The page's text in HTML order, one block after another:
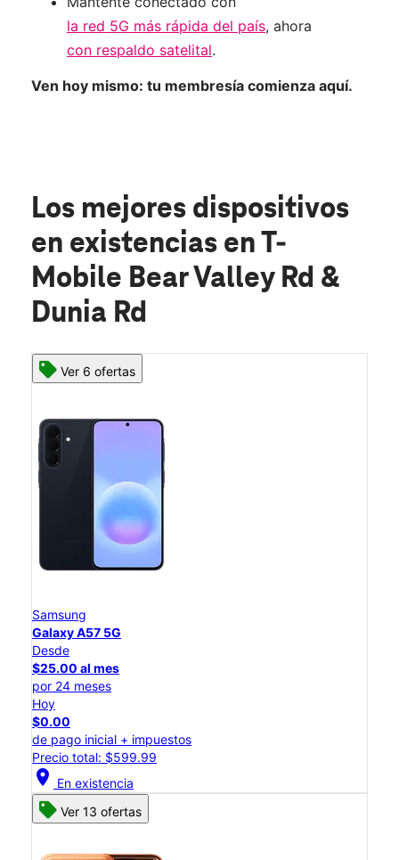
la red 5G más rápida del país, ahora
con respaldo satelital.
Ven hoy mismo: tu membresía comienza aquí.
Los mejores dispositivos
en existencias en T-
Mobile Bear Valley Rd &
Dunia Rd
Ver 6 ofertas
Samsung
Galaxy A57 5G
Desde
$25.00 al mes
por 24 meses
Hoy
$0.00
de pago inicial + impuestos
Precio total: $599.99
location_on En existencia
Ver 13 ofertas